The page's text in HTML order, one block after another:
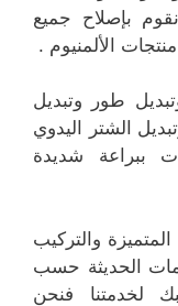
نقوم بإصلاح جميع
الألمنيوم .
طور وتبديل
الشتر اليدوي
ببراعة شديدة
والتركيب
الحديثة حسب
لخدمتنا فنحن